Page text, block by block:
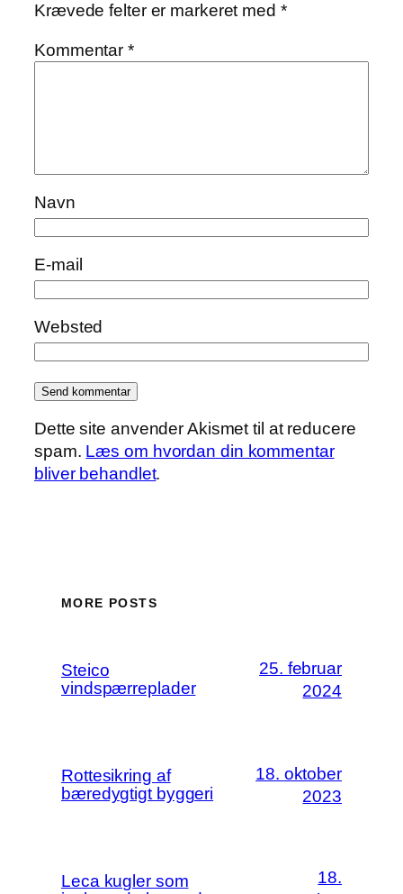
Krævede felter er markeret med *
Kommentar*
Navn
E-mail
Websted
Dette site anvender Akismet til at reducere
spam. Læs om hvordan din kommentar
bliver behandlet.
MORE POSTS
Steico
vindspærreplader
25. februar
2024
Rottesikring af
bæredygtigt byggeri
18. oktober
2023
Leca kugler som
18.